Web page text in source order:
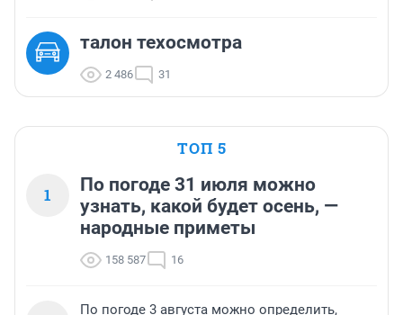
талон техосмотра
2 486 31
ТОП 5
1
По погоде 31 июля можно
узнать, какой будет осень, —
народные приметы
158 587 16
По погоде 3 августа можно определить,